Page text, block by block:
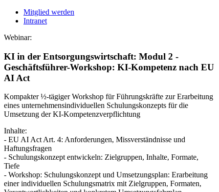
Mitglied werden
Intranet
Webinar:
KI in der Entsorgungswirtschaft: Modul 2 -
Geschäftsführer-Workshop: KI-Kompetenz nach EU
AI Act
Kompakter ½-tägiger Workshop für Führungskräfte zur Erarbeitung
eines unternehmensindividuellen Schulungskonzepts für die
Umsetzung der KI-Kompetenzverpflichtung
Inhalte:
- EU AI Act Art. 4: Anforderungen, Missverständnisse und
Haftungsfragen
- Schulungskonzept entwickeln: Zielgruppen, Inhalte, Formate,
Tiefe
- Workshop: Schulungskonzept und Umsetzungsplan: Erarbeitung
einer individuellen Schulungsmatrix mit Zielgruppen, Formaten,